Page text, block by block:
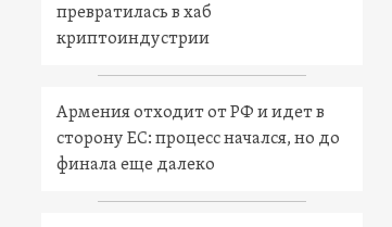
превратилась в хаб
криптоиндустрии
Армения отходит от РФ и идет в
сторону ЕС: процесс начался, но до
финала еще далеко